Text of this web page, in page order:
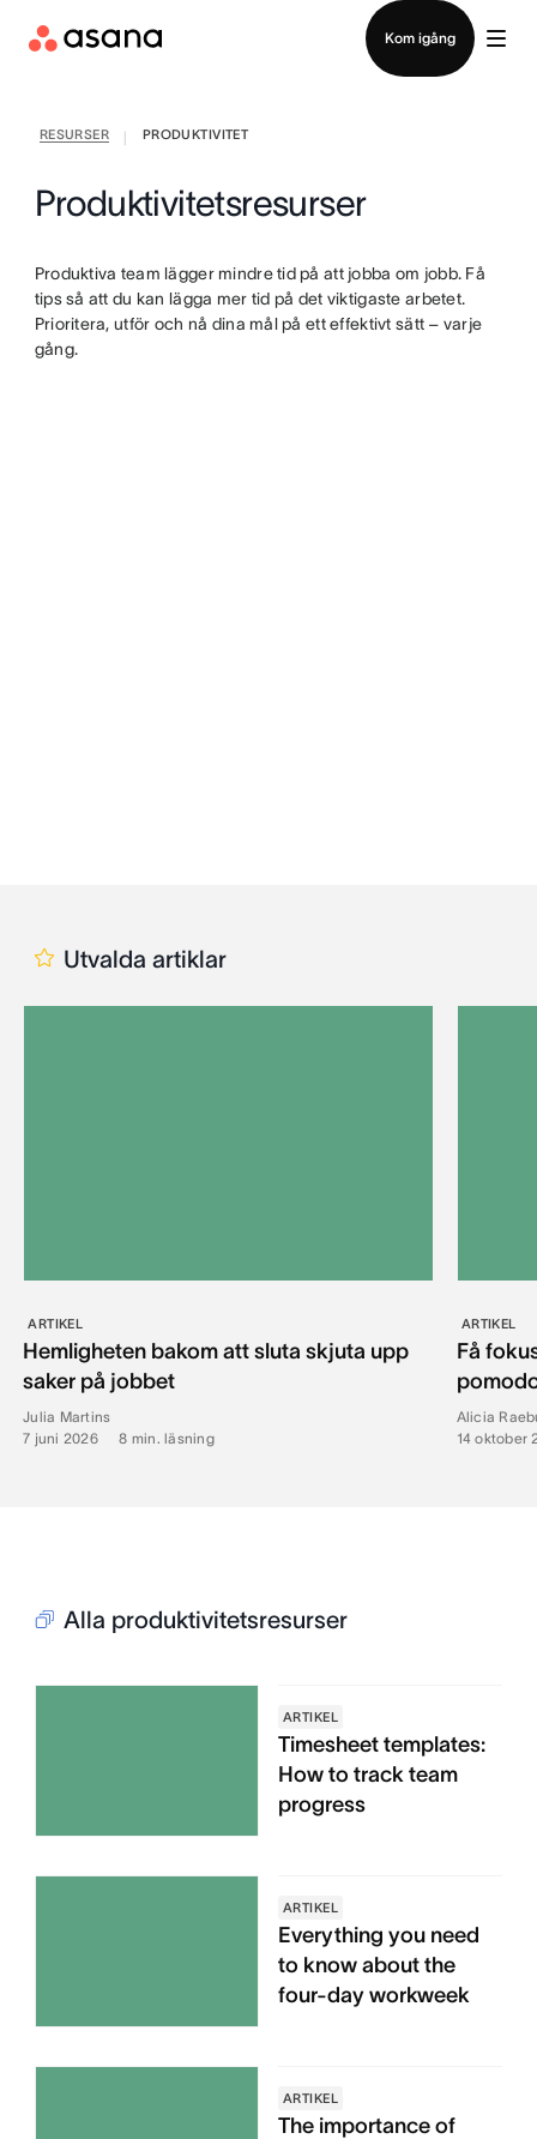
Kom igång
RESURSER PRODUKTIVITET
Produktivitetsresurser
Produktiva team lägger mindre tid på att jobba om jobb. Få
tips så att du kan lägga mer tid på det viktigaste arbetet.
Prioritera, utför och nå dina mål på ett effektivt sätt – varje
gång.
Utvalda artiklar
ARTIKEL
Hemligheten bakom att sluta skjuta upp
saker på jobbet
Julia Martins
7 juni 2026
8 min. läsning
ARTIKEL
Få
Alicia
14 oktober
Alla produktivitetsresurser
ARTIKEL
Timesheet templates:
How to track team
progress
ARTIKEL
Everything you need
to know about the
four-day workweek
ARTIKEL
The importance of